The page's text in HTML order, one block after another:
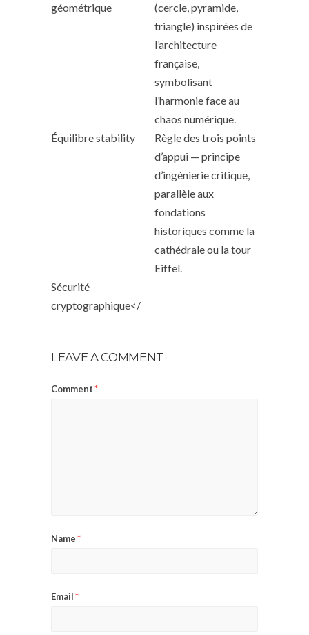
géométrique
(cercle, pyramide,
triangle) inspirées de
l’architecture
française,
symbolisant
l’harmonie face au
chaos numérique.
Équilibre stability
Règle des trois points
d’appui — principe
d’ingénierie critique,
parallèle aux
fondations
historiques comme la
cathédrale ou la tour
Eiffel.
Sécurité
cryptographique</
LEAVE A COMMENT
Comment*
Name*
Email*